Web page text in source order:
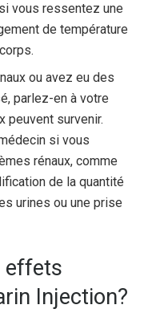
vous ressentez une
de température
ou avez eu des
parlez-en à votre
peuvent survenir.
si vous
rénaux, comme
de la quantité
urines ou une prise
effets
Injection?